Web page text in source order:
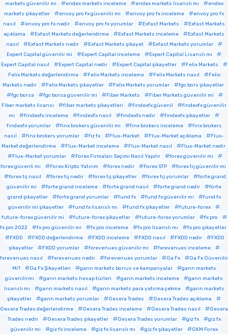
markets güvenilir mi
endex markets inceleme endex markets lisanslı mı
endex
markets şikayetler
envoy pro fx güvenilir mi envoy pro fx inceleme
envoy pro fx
nasıl
envoy pro fx nedir envoy pro fx yorumlar Exfast Markets
Exfast Markets
açıklama
Exfast Markets değerlendirme Exfast Markets inceleme
Exfast Markets
nasıl
Exfast Markets nedir Exfast Markets şikayet
Exfast Markets yorumlar
Expert Capital güvenilir mi
Expert Capital inceleme
Expert Capital Lisanslı mı
Expert Capital nasıl
Expert Capital nedir Expert Capital şikayetler
Felix Markets
Felix Markets değerlendirme
Felix Markets inceleme Felix Markets nasıl
Felix
Markets nedir
Felix Markets şikayetler Felix Markets yorumlar
fgc bors şikayetler
fgc borsa
fgc borsa güvenilir mi Fiber Markets
Fiber Markets güvenilir mi
Fiber markets lisansı
fiber markets şikayetleri findexfx güvenil
findexfx güvenilir
mi
findexfx inceleme findexfx nasıl findexfx nedir
findexfx şikayetler
findexfx yorumlar
finx brokers güvenilir mi finx brokers inceleme
finx brokers
nasıl
finx brokers yorumlar fiz fx Flux-Market Flux-Market açıklama
Flux-
Market değerlendirme
Flux-Market inceleme Flux-Market nasıl
Flux-Market nedir
Flux-Market yorumlar
Forex Firmaları Seçimi Nasıl Yapılır
forex güvenilir mi
forex güvenli mi
Forex Kripto Yatırım forex nedir Forex STP
forex tıj güvenilir mi
forex tıj nasıl
forex tıj nedir forex tıj şikayetler forex tıj yorumlar
forte grand
güvenilir mi
forte grand inceleme forte grand nasıl forte grand nedir
forte
grand şikayetler
forte grand yorumlar fund fx fund fx güvenilir mi
fund fx
güvenilir mi şikayetler
fund fx lisanslı mı fund fx şikayetler
future-forex
future-forex güvenilir mi
future-forex şikayetler future-forex yorumlar
fx pro
fx pro 2022
fx pro güvenilir mi fx pro inceleme fx pro lisanslı mı
fx pro şikayetler
FXDD
FXDD değerlendirme FXDD inceleme FXDD nasıl FXDD nedir
FXDD
şikayetler
FXDD yorumlar fxrevenues güvenilir mi
fxrevenues inceleme
fxrevenues nasıl
fxrevenues nedir fxrevenues yorumlar Ga Fx
Ga Fx Güvenilir
Mi?
Ga Fx Şikayetleri gann markets bonus ve kampanyalar
gann markets
güvenilirmi
gann markets hesap türleri gann markets inceleme
gann markets
lisanslı mı
gann markets nasıl gann markets para yatırma çekme
gann markets
şikayetler
gann markets yorumlar Gesera Trades
Gesera Trades açıklama
Gesera Trades değerlendirme
Gesera Trades inceleme Gesera Trades nasıl
Gesera
Trades nedir
Gesera Trades şikayetler Gesera Trades yorumlar giz fx
giz fx
güvenilir mi
giz fx inceleme giz fx lisanslı mı giz fx şikayetler
GKM Forex